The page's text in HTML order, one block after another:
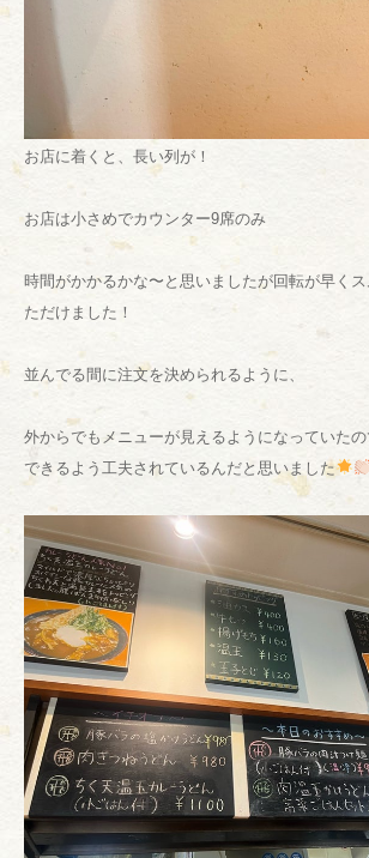
お店に着くと、長い列が！
お店は小さめでカウンター9席のみ
時間がかかるかな〜と思いましたが回転が早く
ただけました！
並んでる間に注文を決められるように、
外からでもメニューが見えるようになっていた
できるよう工夫されているんだと思いました